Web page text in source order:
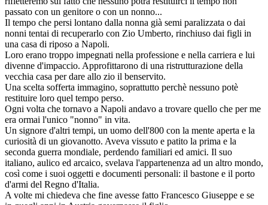
passato con un genitore o con un nonno...
Il tempo che persi lontano dalla nonna già semi paralizzata o dai
nonni tentai di recuperarlo con Zio Umberto, rinchiuso dai figli in
una casa di riposo a Napoli.
Loro erano troppo impegnati nella professione e nella carriera e lui
divenne d'impaccio. Approfittarono di una ristrutturazione della
vecchia casa per dare allo zio il benservito.
Una scelta sofferta immagino, soprattutto perchè nessuno potè
restituire loro quel tempo perso.
Ogni volta che tornavo a Napoli andavo a trovare quello che per me
era ormai l'unico "nonno" in vita.
Un signore d'altri tempi, un uomo dell'800 con la mente aperta e la
curiosità di un giovanotto. Aveva vissuto e patito la prima e la
seconda guerra mondiale, perdendo familiari ed amici. Il suo
italiano, aulico ed arcaico, svelava l'appartenenza ad un altro mondo,
così come i suoi oggetti e documenti personali: il bastone e il porto
d'armi del Regno d'Italia.
A volte mi chiedeva che fine avesse fatto Francesco Giuseppe e se